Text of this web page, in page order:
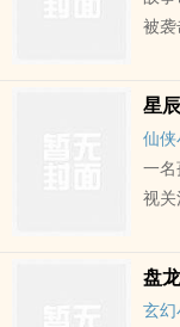
被
人们
修仙
族‘
星
仙
一
视
了他
盘龙
玄